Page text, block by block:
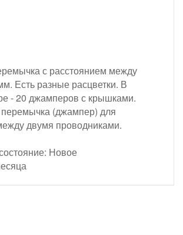
с расстоянием между
Есть разные расцветки. В
- 20 джамперов с крышками.
(джампер) для
двумя проводниками.
Новое